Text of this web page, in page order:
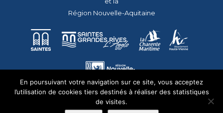
Région Nouvelle-Aquitaine
En poursuivant votre navigation sur ce site, vous acceptez
l’utilisation de cookies tiers destinés à réaliser des statistiques
de visites.